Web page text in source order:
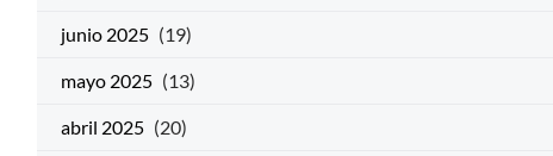
junio 2025 (19)
mayo 2025 (13)
abril 2025 (20)